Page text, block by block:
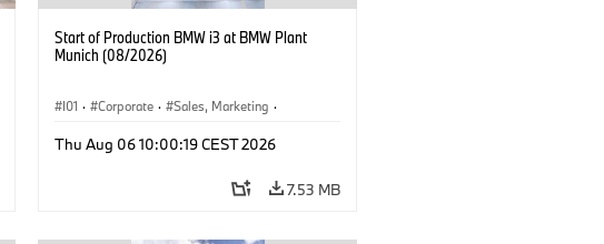
Start of Production BMW i3 at BMW Plant
Munich (08/2026)
I01 · Corporate · Sales, Marketing ·
Thu Aug 06 10:00:19 CEST 2026
7.53 MB